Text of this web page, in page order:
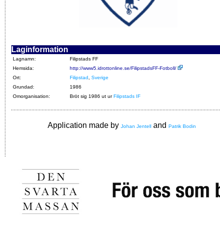
Laginformation
Lagnamn:
Filipstads FF
Hemsida:
http://www5.idrottonline.se/FilipstadsFF-Fotboll/
Ort:
Filipstad
Sverige
Grundad:
1986
Omorganisation:
Bröt sig 1986 ut urFilipstads IF
Application made by Johan Jentell and Patrik Bodin